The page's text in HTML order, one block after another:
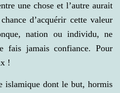
une chose et l’autre aurait
d’acquérir cette valeur
nation ou individu, ne
fais jamais confiance. Pour
!
islamique dont le but, hormis